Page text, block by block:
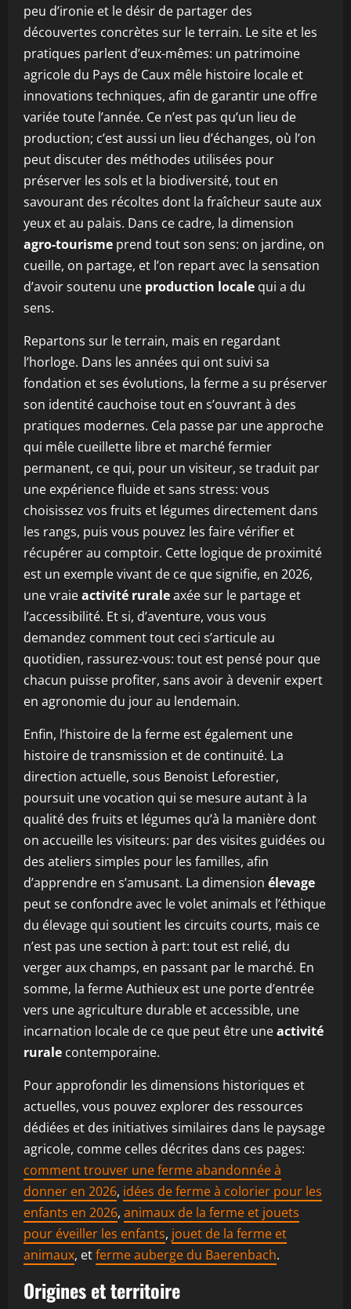
peu d’ironie et le désir de partager des
découvertes concrètes sur le terrain. Le site et les
pratiques parlent d’eux-mêmes: un patrimoine
agricole du Pays de Caux mêle histoire locale et
innovations techniques, afin de garantir une offre
variée toute l’année. Ce n’est pas qu’un lieu de
production; c’est aussi un lieu d’échanges, où l’on
peut discuter des méthodes utilisées pour
préserver les sols et la biodiversité, tout en
savourant des récoltes dont la fraîcheur saute aux
yeux et au palais. Dans ce cadre, la dimension
agro-tourisme prend tout son sens: on jardine, on
cueille, on partage, et l’on repart avec la sensation
d’avoir soutenu une production locale qui a du
sens.
Repartons sur le terrain, mais en regardant
l’horloge. Dans les années qui ont suivi sa
fondation et ses évolutions, la ferme a su préserver
son identité cauchoise tout en s’ouvrant à des
pratiques modernes. Cela passe par une approche
qui mêle cueillette libre et marché fermier
permanent, ce qui, pour un visiteur, se traduit par
une expérience fluide et sans stress: vous
choisissez vos fruits et légumes directement dans
les rangs, puis vous pouvez les faire vérifier et
récupérer au comptoir. Cette logique de proximité
est un exemple vivant de ce que signifie, en 2026,
une vraieactivité ruraleaxée sur le partage et
l’accessibilité. Et si, d’aventure, vous vous
demandez comment tout ceci s’articule au
quotidien, rassurez-vous: tout est pensé pour que
chacun puisse profiter, sans avoir à devenir expert
en agronomie du jour au lendemain.
Enfin, l’histoire de la ferme est également une
histoire de transmission et de continuité. La
direction actuelle, sous Benoist Leforestier,
poursuit une vocation qui se mesure autant à la
qualité des fruits et légumes qu’à la manière dont
on accueille les visiteurs: par des visites guidées ou
des ateliers simples pour les familles, afin
d’apprendre en s’amusant. La dimension élevage
peut se confondre avec le volet animals et l’éthique
du élevage qui soutient les circuits courts, mais ce
n’est pas une section à part: tout est relié, du
verger aux champs, en passant par le marché. En
somme, la ferme Authieux est une porte d’entrée
vers une agriculture durable et accessible, une
incarnation locale de ce que peut être uneactivité
rurale contemporaine.
Pour approfondir les dimensions historiques et
actuelles, vous pouvez explorer des ressources
dédiées et des initiatives similaires dans le paysage
agricole, comme celles décrites dans ces pages:
comment trouver une ferme abandonnée à
donner en 2026, idées de ferme à colorier pour les
enfants en 2026, animaux de la ferme et jouets
pour éveiller les enfants, jouet de la ferme et
animaux, etferme auberge du Baerenbach.
Origines et territoire